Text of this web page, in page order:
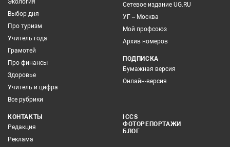
Выбор дня
Про туризм
Учитель года
Грамотей
Про финансы
Здоровье
Учитель и цифра
Все рубрики
Сетевое издание UG.RU
УГ – Москва
Мой профсоюз
Архив номеров
ПОДПИСКА
Бумажная версия
Онлайн-версия
КОНТАКТЫ
Редакция
Реклама
ICCS
ФОТОРЕПОРТАЖИ
БЛОГ